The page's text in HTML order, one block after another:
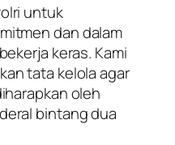
untuk
dan dalam
keras. Kami
tata kelola agar
oleh
bintang dua